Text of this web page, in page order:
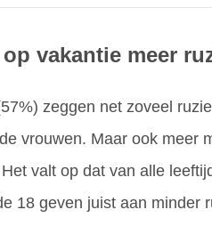
vakantie meer
zeggen net zoveel
vrouwen. Maar ook
valt op dat van alle
18 geven juist aan minder